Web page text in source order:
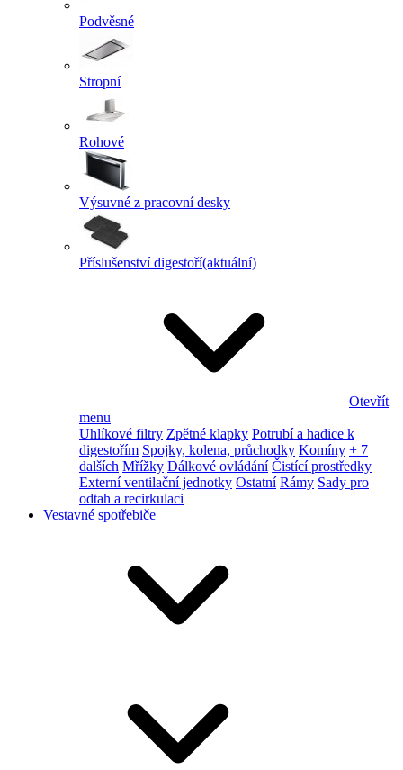
Podvěsné
Stropní
Rohové
Výsuvné z pracovní desky
Příslušenství digestoří(aktuální)
Otevřít
menu
Uhlíkové filtry Zpětné klapky Potrubí a hadice k
digestořím Spojky, kolena, průchodky Komíny + 7
dalších Mřížky Dálkové ovládání Čistící prostředky
Externí ventilační jednotky Ostatní Rámy Sady pro
odtah a recirkulaci
Vestavné spotřebiče